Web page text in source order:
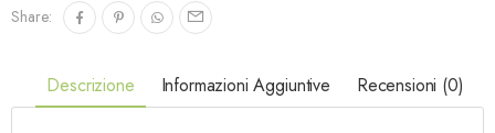
Share:
Descrizione Informazioni Aggiuntive Recensioni (0)